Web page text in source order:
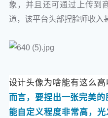
象，并且还可通过上传到
道，该平台头部捏脸师收入
设计头像为啥能有这么高
而言，要捏出一张完美
能自定义程度非常高，光